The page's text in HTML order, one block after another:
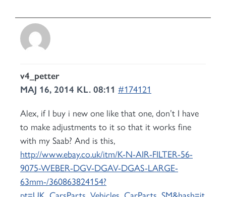
v4_petter
MAJ 16, 2014 KL. 08:11 #174121
Alex, if I buy i new one like that one, don’t I have
to make adjustments to it so that it works fine
with my Saab? And is this,
http://www.ebay.co.uk/itm/K-N-AIR-FILTER-56-
9075-WEBER-DGV-DGAV-DGAS-LARGE-
63mm-/360863824154?